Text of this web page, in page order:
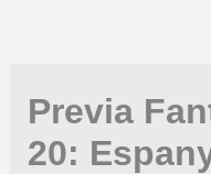
Previa
20: